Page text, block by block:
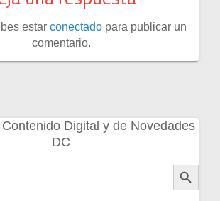
estar conectadopara publicar un
comentario.
Digital y de Novedades
DC
Botón de búsqueda